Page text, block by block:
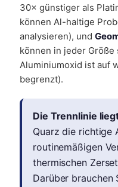
30× günstiger als
können Al-haltige
analysieren), und
können in jeder
Aluminiumoxid ist auf
begrenzt).
Die Trennlinie
Quarz die richtige
routinemäßigen
thermischen
Darüber brauchen